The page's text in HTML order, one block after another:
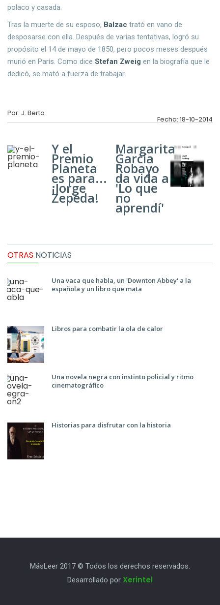
polaco y casada.
Tras la muerte de su esposo, Balzac trató en vano de
desposarse con ella. Después de varias tentativas, logró su
propósito el 14 de mayo de 1850, pero pocos meses después
murió en París. Como dice Stefan Zweig en la biografía que le
dedicó, se mató a fuerza de trabajar.
Por: J. Berto
Fecha: 18-10-2014
Y el
Premio
Planeta
es para...
¡Jorge
Zepeda!
Margarita
García
Robayo
da vida a
'Lo que
no
aprendí'
OTRAS NOTICIAS
Una vaca que habla, un 'Downton Abbey' a la
española y un libro que mata
Libros para combatir la ola de calor
Una novela negra con instinto policial y ritmo
cinematográfico
Historias para disfrutar con la historia
MásLeer 2017 © Todos los derechos reservados.
Desarrollado por Xerintel